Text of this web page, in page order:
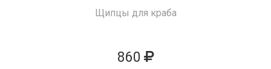
Щипцы для краба
860